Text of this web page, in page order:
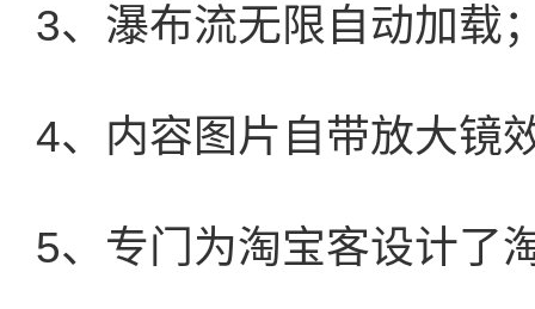
3、瀑布流无限自动加载
4、内容图片自带放大镜
5、专门为淘宝客设计了